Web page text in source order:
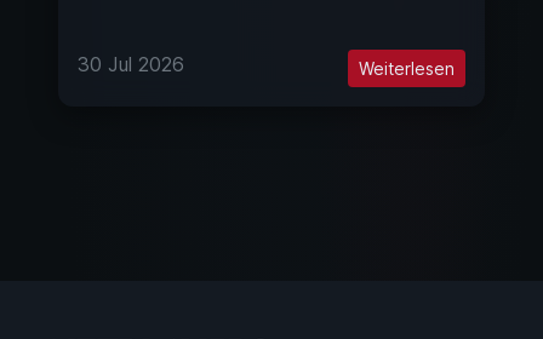
30 Jul 2026 Weiterlesen